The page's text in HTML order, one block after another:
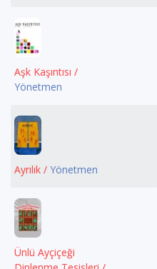
Aşk Kaşıntısı /
Yönetmen
Ayrılık / Yönetmen
Ünlü Ayçiçeği